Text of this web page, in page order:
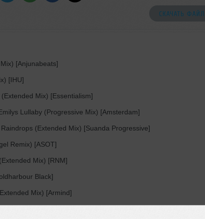
СКАЧАТЬ ФАЙЛ
[Anjunabeats]
[IHU]
Mix) [Essentialism]
Lullaby (Progressive Mix) [Amsterdam]
(Extended Mix) [Suanda Progressive]
Remix) [ASOT]
Mix) [RNM]
Black]
Mix) [Armind]